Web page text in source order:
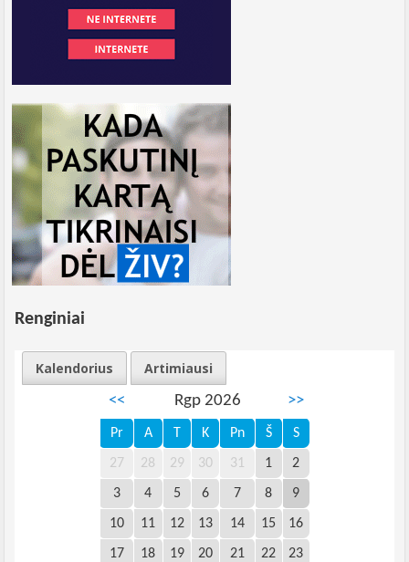
Renginiai
Kalendorius
Artimiausi
<<
Rgp 2026 >>
Pr A T K Pn Š S
27 28 29 30 31 1 2
3 4 5 6 7 8 9
10 11 12 13 14 15 16
17 18 19 20 21 22 23